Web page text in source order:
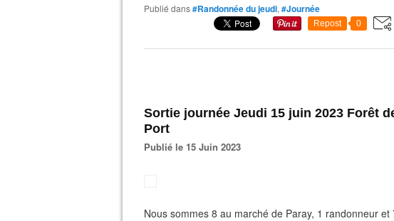
Publié dans#Randonnée du jeudi, #Journée
Repost 0
Sortie journée Jeudi 15 juin 2023 Forêt
Port
Publié le 15 Juin 2023
Nous sommes 8 au marché de Paray, 1 randonneur